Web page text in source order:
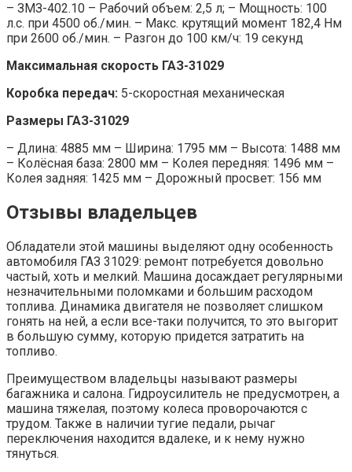
– ЗМЗ-402.10 – Рабочий объем: 2,5 л; – Мощность: 100
л.с. при 4500 об./мин. – Макс. крутящий момент 182,4 Нм
при 2600 об./мин. – Разгон до 100 км/ч: 19 секунд
Максимальная скорость ГАЗ-31029
Коробка передач: 5-скоростная механическая
Размеры ГАЗ-31029
– Длина: 4885 мм – Ширина: 1795 мм – Высота: 1488 мм
– Колёсная база: 2800 мм – Колея передняя: 1496 мм –
Колея задняя: 1425 мм – Дорожный просвет: 156 мм
Отзывы владельцев
Обладатели этой машины выделяют одну особенность
автомобиля ГАЗ 31029: ремонт потребуется довольно
частый, хоть и мелкий. Машина досаждает регулярными
незначительными поломками и большим расходом
топлива. Динамика двигателя не позволяет слишком
гонять на ней, а если все-таки получится, то это выгорит
в большую сумму, которую придется затратить на
топливо.
Преимуществом владельцы называют размеры
багажника и салона. Гидроусилитель не предусмотрен, а
машина тяжелая, поэтому колеса проворочаются с
трудом. Также в наличии тугие педали, рычаг
переключения находится вдалеке, и к нему нужно
тянуться.